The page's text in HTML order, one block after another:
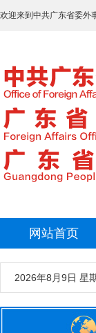
欢迎来到中共广东省委外
网站首页
2026年8月9日 星
中